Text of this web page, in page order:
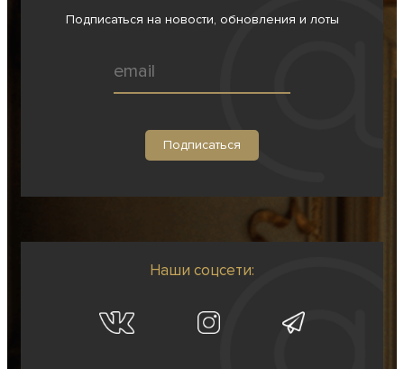
Подписаться на новости, обновления и лоты
Наши соцсети: